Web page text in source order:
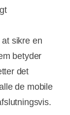
sikre en
betyder
det
de mobile